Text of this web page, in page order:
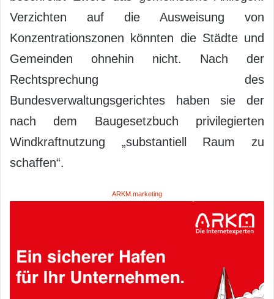
Verzichten auf die Ausweisung von
Konzentrationszonen könnten die Städte und
Gemeinden ohnehin nicht. Nach der
Rechtsprechung des
Bundesverwaltungsgerichtes haben sie der
nach dem Baugesetzbuch privilegierten
Windkraftnutzung „substantiell Raum zu
schaffen“.
ARKM.marketing